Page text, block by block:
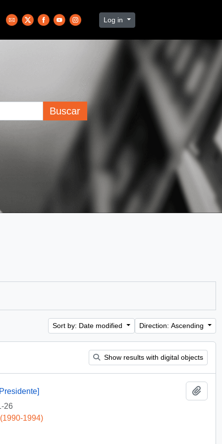
Log in
Buscar
Sort by: Date modified Direction: Ascending
Show results with digital objects
26
1994)